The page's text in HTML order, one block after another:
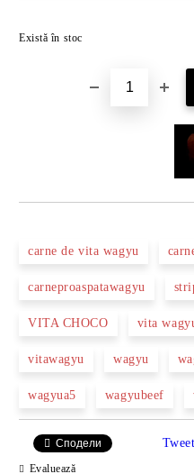
Există în stoc
carne de vita wagyu
carneproaspatawagyu
VITA CHOCO vita
vitawagyu wagyu
wagyua5 wagyubeef
Сподели Tweet
Evaluează